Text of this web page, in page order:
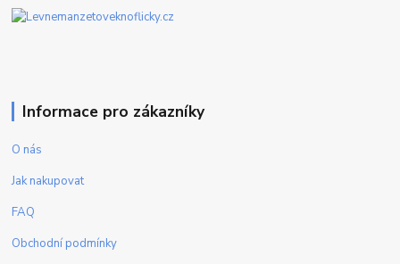
Informace pro zákazníky
O nás
Jak nakupovat
FAQ
Obchodní podmínky